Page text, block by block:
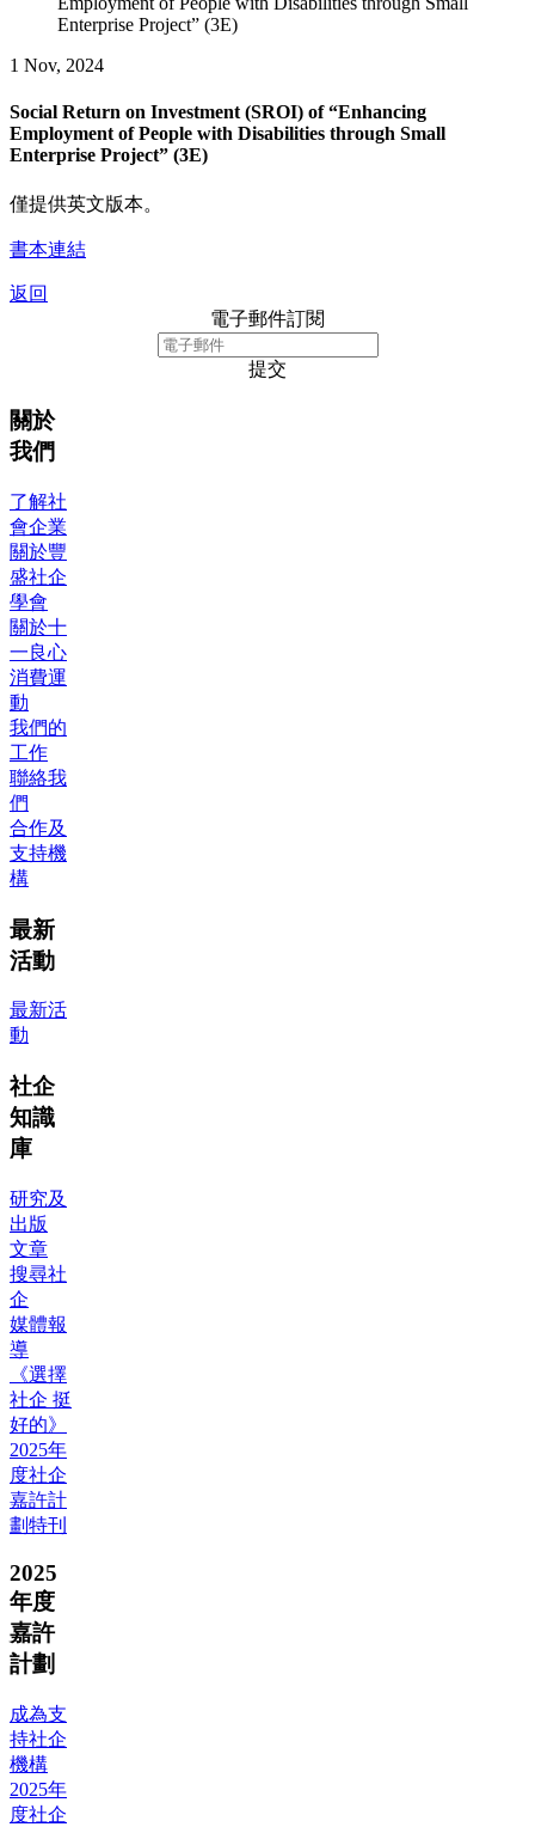
Enterprise Project” (3E)
1 Nov, 2024
Social Return on Investment (SROI) of “Enhancing
Employment of People with Disabilities through Small
Enterprise Project” (3E)
僅提供英文版本。
書本連結
返回
電子郵件訂閱
提交
關於
我們
了解社
會企業
關於豐
盛社企
學會
關於十
一良心
消費運
動
我們的
工作
聯絡我
們
合作及
支持機
構
最新
活動
最新活
動
社企
知識
庫
研究及
出版
文章
搜尋社
企
媒體報
導
《選擇
社企 挺
好的》
2025年
度社企
嘉許計
劃特刊
2025
年度
嘉許
計劃
成為支
持社企
機構
2025年
度社企